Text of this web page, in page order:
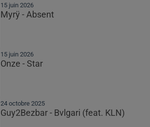
15 juin 2026
Myrÿ - Absent
15 juin 2026
Onze - Star
24 octobre 2025
Guy2Bezbar - Bvlgari (feat. KLN)